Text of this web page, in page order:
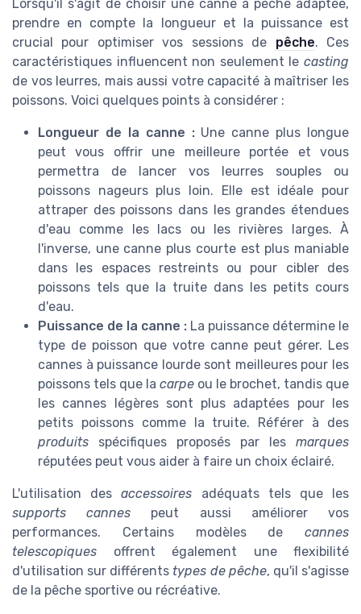
Lorsqu'il s'agit de choisir une canne à pêche adaptée,
prendre en compte la longueur et la puissance est
crucial pour optimiser vos sessions de pêche. Ces
caractéristiques influencent non seulement le casting
de vos leurres, mais aussi votre capacité à maîtriser les
poissons. Voici quelques points à considérer :
Longueur de la canne :Une canne plus longue
peut vous offrir une meilleure portée et vous
permettra de lancer vos leurres souples ou
poissons nageurs plus loin. Elle est idéale pour
attraper des poissons dans les grandes étendues
d'eau comme les lacs ou les rivières larges. À
l'inverse, une canne plus courte est plus maniable
dans les espaces restreints ou pour cibler des
poissons tels que la truite dans les petits cours
d'eau.
Puissance de la canne : La puissance détermine le
type de poisson que votre canne peut gérer. Les
cannes à puissance lourde sont meilleures pour les
poissons tels que la carpe ou le brochet, tandis que
les cannes légères sont plus adaptées pour les
petits poissons comme la truite. Référer à des
produits spécifiques proposés par les marques
réputées peut vous aider à faire un choix éclairé.
L'utilisation desaccessoires adéquats tels que les
supports cannes peut aussi améliorer vos
performances. Certains modèles de cannes
telescopiques offrent également une flexibilité
d'utilisation sur différents types de pêche, qu'il s'agisse
de la pêche sportive ou récréative.